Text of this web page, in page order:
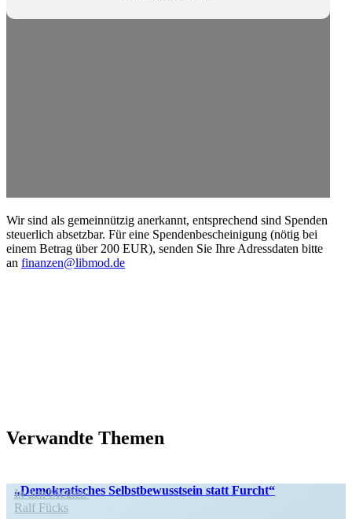
Wir sind als gemein­nützig anerkannt, entspre­chend sind Spenden
steuerlich absetzbar. Für eine Spenden­be­schei­nigung (nötig bei
einem Betrag über 200 EUR), senden Sie Ihre Adress­daten bitte
an finanzen@libmod.de
Verwandte Themen
„Demokra­ti­sches Selbst­be­wusstsein statt Furcht“
In den Medien
Ralf Fücks